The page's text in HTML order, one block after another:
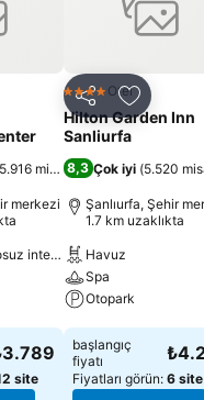
ekle
5.916 misafir puanı)
merkezi
Ücretsiz kablosuz internet
site
Paylaş
4 Yıldız Otel
Hilton Garden Inn
Sanliurfa
8,3 Çok iyi (5.520
Şanlıurfa, Şehir
1.7 km uzaklıkta
Havuz
Spa
Otopark
Fiyatları görün
başlangıç
fiyatı
Fiyatları görün: 6 site